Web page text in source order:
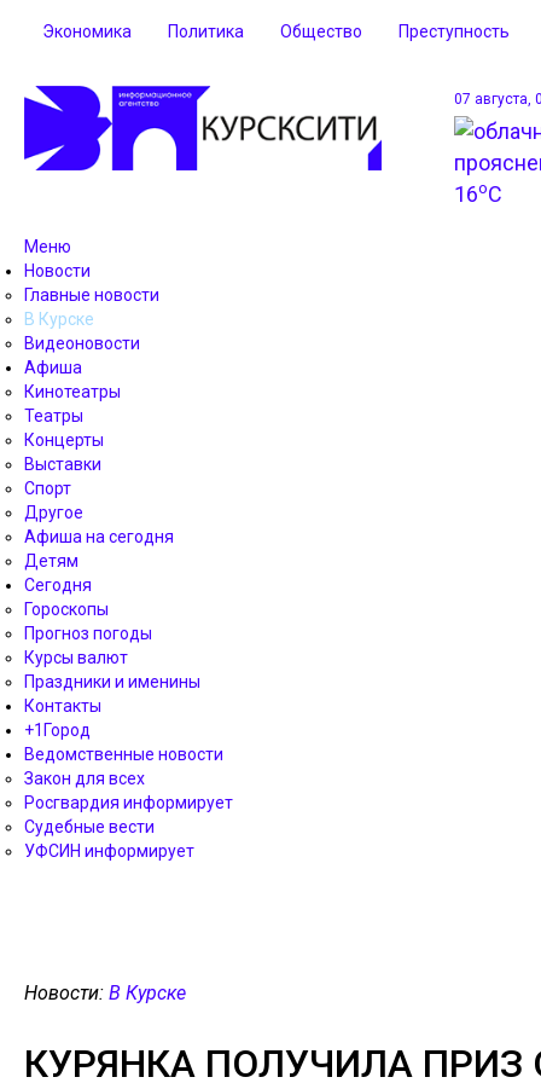
Экономика Политика Общество Преступность
07 августа,
16oC
Меню
Новости
Главные новости
В Курске
Видеоновости
Афиша
Кинотеатры
Театры
Концерты
Выставки
Спорт
Другое
Афиша на сегодня
Детям
Сегодня
Гороскопы
Прогноз погоды
Курсы валют
Праздники и именины
Контакты
+1Город
Ведомственные новости
Закон для всех
Росгвардия информирует
Судебные вести
УФСИН информирует
Новости: В Курске
КУРЯНКА ПОЛУЧИЛА ПРИЗ